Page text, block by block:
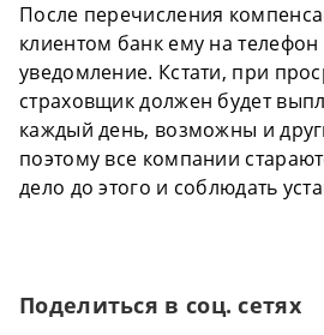
После перечисления
клиентом банк ему на телефон
уведомление. Кстати, при
страховщик должен будет
каждый день, возможны и
поэтому все компании
дело до этого и соблюдать
Поделиться в соц. сетях